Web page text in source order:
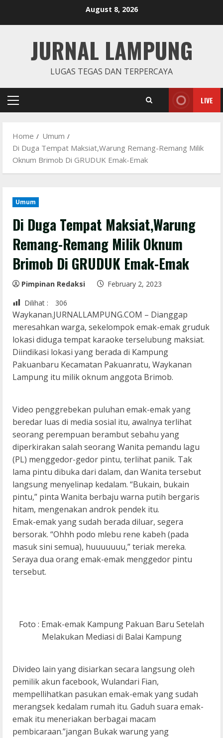
August 8, 2026
JURNAL LAMPUNG
LUGAS TEGAS DAN TERPERCAYA
Primary
LIVE
Home
Umum
Di Duga Tempat Maksiat,Warung Remang-Remang Milik
Oknum Brimob Di GRUDUK Emak-Emak
Umum
Di Duga Tempat Maksiat,Warung
Remang-Remang Milik Oknum
Brimob Di GRUDUK Emak-Emak
Pimpinan Redaksi
February 2, 2023
Dilihat :
306
Waykanan.JURNALLAMPUNG.COM – Dianggap
meresahkan warga, sekelompok emak-emak gruduk
lokasi diduga tempat karaoke terselubung maksiat.
Diindikasi lokasi yang berada di Kampung
Pakuanbaru Kecamatan Pakuanratu, Waykanan
Lampung itu milik oknum anggota Brimob.
Video penggrebekan puluhan emak-emak yang
beredar luas di media sosial itu, awalnya terlihat
seorang perempuan berambut sebahu yang
diperkirakan salah seorang Wanita pemandu lagu
(PL) menggedor-gedor pintu, terlihat panik. Tak
lama pintu dibuka dari dalam, dan Wanita tersebut
langsung menyelinap kedalam. “Bukain, bukain
pintu,” pinta Wanita berbaju warna putih bergaris
hitam, mengenakan androk pendek itu.
Emak-emak yang sudah berada diluar, segera
bersorak. “Ohhh podo mlebu rene kabeh (pada
masuk sini semua), huuuuuuu,” teriak mereka.
Seraya dua orang emak-emak menggedor pintu
tersebut.
Foto : Emak-emak Kampung Pakuan Baru Setelah
Melakukan Mediasi di Balai Kampung
Divideo lain yang disiarkan secara langsung oleh
pemilik akun facebook, Wulandari Fian,
mempellihatkan pasukan emak-emak yang sudah
merangsek kedalam rumah itu. Gaduh suara emak-
emak itu meneriakan berbagai macam
pembicaraan.”jangan Bukak warung yang